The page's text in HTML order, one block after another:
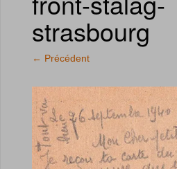
strasbourg
← Précédent